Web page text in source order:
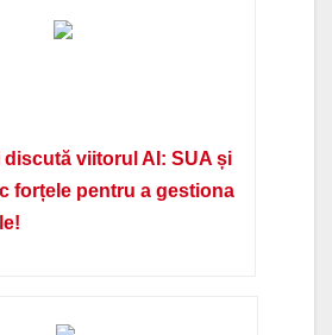
viitorul AI: SUA și
forțele pentru a gestiona